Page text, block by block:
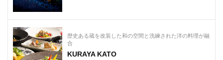
歴史ある蔵を改装した和の空間と洗練された洋の料理が融
合
KURAYA KATO